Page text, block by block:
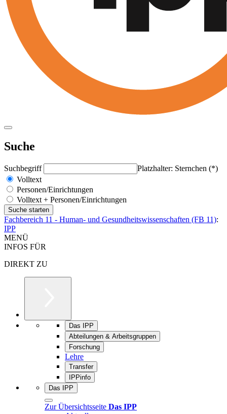
Suche
Suchbegriff
Platzhalter: Sternchen (*)
Volltext
Personen/Einrichtungen
Volltext + Personen/Einrichtungen
Fachbereich 11 - Human- und Gesundheitswissenschaften (FB 11):
IPP
MENÜ
INFOS FÜR
DIREKT ZU
Das IPP
Abteilungen & Arbeitsgruppen
Forschung
Lehre
Transfer
IPPinfo
Das IPP
Zur Übersichtsseite Das IPP